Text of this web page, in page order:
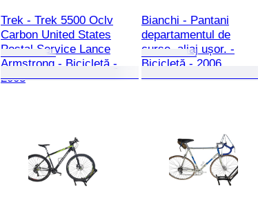
Trek - Trek 5500 Oclv
Carbon United States
Postal Service Lance
Armstrong - Bicicletă -
2003
Bianchi - Pantani
departamentul de
curse, aliaj ușor. -
Bicicletă - 2006